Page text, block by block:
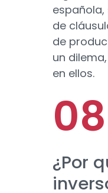
de
de
un
en ellos.
¿Por